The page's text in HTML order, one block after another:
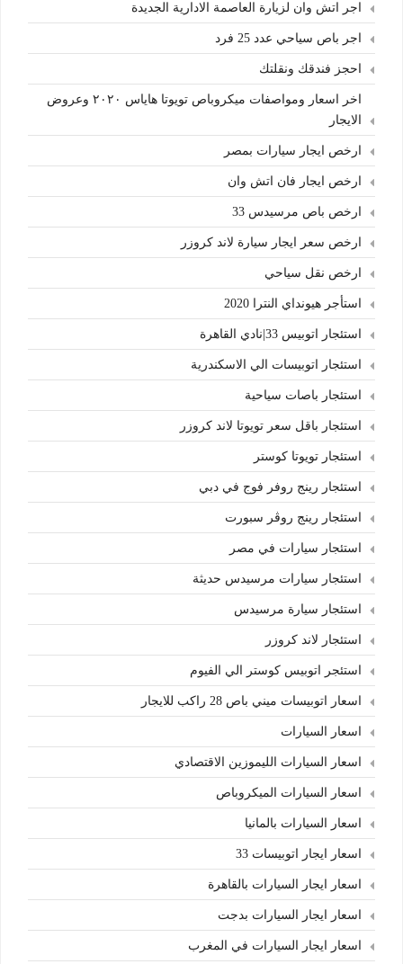
اجر اتش وان لزيارة العاصمة الادارية الجديدة
اجر باص سياحي عدد 25 فرد
احجز فندقك ونقلتك
اخر اسعار ومواصفات ميكروباص تويوتا هاياس ٢٠٢٠ وعروض
الايجار
ارخص ايجار سيارات بمصر
ارخص ايجار فان اتش وان
ارخص باص مرسيدس 33
ارخص سعر ايجار سيارة لاند كروزر
ارخص نقل سياحي
استأجر هيونداي النترا 2020
استئجار اتوبيس 33|نادي القاهرة
استئجار اتوبيسات الي الاسكندرية
استئجار باصات سياحية
استئجار باقل سعر تويوتا لاند كروزر
استئجار تويوتا كوستر
استئجار رينج روفر فوج في دبي
استئجار رينج روڤر سبورت
استئجار سيارات في مصر
استئجار سيارات مرسيدس حديثة
استئجار سيارة مرسيدس
استئجار لاند كروزر
استئجر اتوبيس كوستر الي الفيوم
اسعار اتوبيسات ميني باص 28 راكب للايجار
اسعار السيارات
اسعار السيارات الليموزين الاقتصادي
اسعار السيارات الميكروباص
اسعار السيارات بالمانيا
اسعار ايجار اتوبيسات 33
اسعار ايجار السيارات بالقاهرة
اسعار ايجار السيارات بدجت
اسعار ايجار السيارات في المغرب